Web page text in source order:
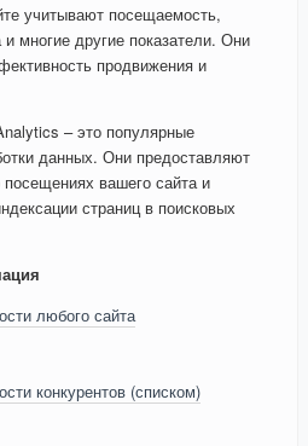
учитывают посещаемость,
многие другие показатели. Они
продвижения и
– это популярные
данных. Они предоставляют
вашего сайта и
страниц в поисковых
любого сайта
конкурентов (списком)